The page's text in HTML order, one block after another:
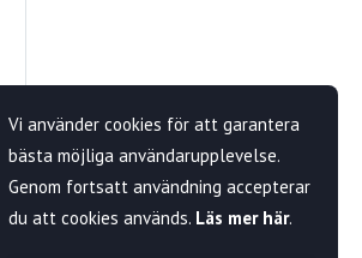
Vi använder cookies för att garantera
bästa möjliga användarupplevelse.
Genom fortsatt användning accepterar
du att cookies används. Läs mer här.